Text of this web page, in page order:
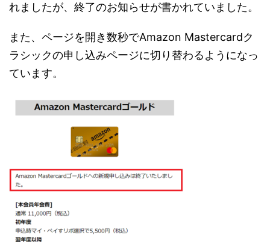
れましたが、終了のお知らせが書かれていました。
また、ページを開き数秒でAmazon Mastercardク
ラシックの申し込みページに切り替わるようになっ
ています。